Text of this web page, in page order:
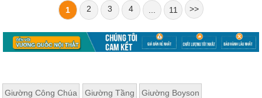
1 2 3 4 ... 11 >>
Giường Công Chúa Giường Tầng Giường Boyson